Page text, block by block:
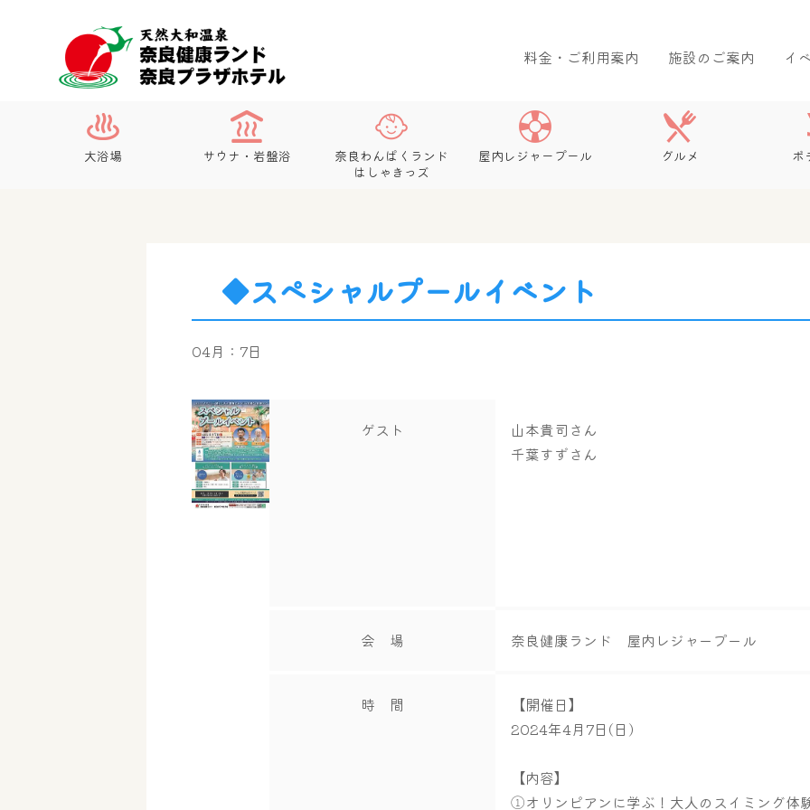
料金・ご利用案内 施設のご案内 イ
大浴場 サウナ・岩盤浴
奈良わんぱくランド
はしゃきっズ
屋内レジャープール グルメ ボ
◆スペシャルプールイベント
04月：7日
ゲスト
山本貴司さん
千葉すずさん
会 場 奈良健康ランド 屋内レジャープール
時 間
【開催日】
2024年4月7日(日)
【内容】
①オリンピアンに学ぶ！大人のスイミング体